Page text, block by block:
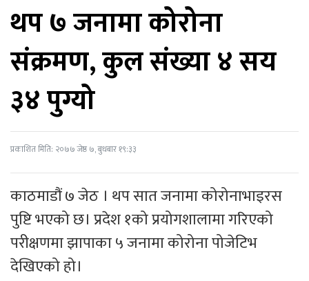
थप ७ जनामा कोरोना
संक्रमण, कुल संख्या ४ सय
३४ पुग्यो
प्रकाशित मिति: २०७७ जेष्ठ ७, बुधबार १९:३३
काठमाडौं ७ जेठ । थप सात जनामा कोरोनाभाइरस
पुष्टि भएको छ। प्रदेश १को प्रयोगशालामा गरिएको
परीक्षणमा झापाका ५ जनामा कोरोना पोजेटिभ
देखिएको हो।